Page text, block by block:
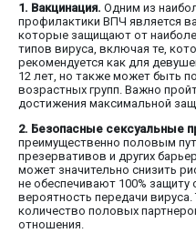
1. Вакцинация. Одним из
профилактики ВПЧ является
которые защищают от
типов вируса, включая те,
рекомендуется как для
12 лет, но также может быть
возрастных групп. Важно
достижения максимальной
2. Безопасные сексуальные
преимущественно половым
презервативов и других
может значительно снизить
не обеспечивают 100%
вероятность передачи
количество половых
отношения.